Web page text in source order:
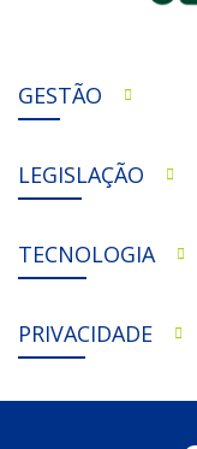
GESTÃO
LEGISLAÇÃO
TECNOLOGIA
PRIVACIDADE